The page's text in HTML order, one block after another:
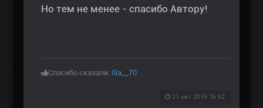
Но тем не менее - спасибо Автору!
Спасибо сказали: Ilia__70
21 окт 2015 16:52